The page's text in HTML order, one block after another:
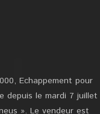
Echappement pour
depuis le mardi 7 juillet
». Le vendeur est